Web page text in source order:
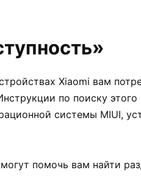
Xiaomi вам
по поиску этого
системы MIUI,
помочь вам найти